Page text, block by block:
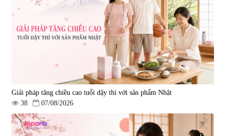
690.000 đ 1.600.000 đ
Sleepy Nhật Bản 80 viên
|13.760
điều trị đột quỵ Biken Kinase
Gold 60 viên
|0
Giải pháp tăng chiều cao tuổi dậy thì với sản phẩm Nhật
38
07/08/2026